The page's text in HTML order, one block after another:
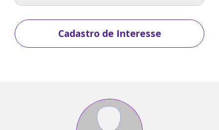
Cadastro de Interesse